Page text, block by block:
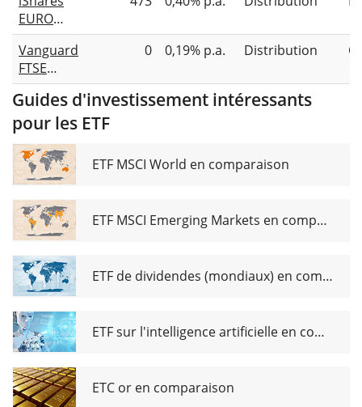
ESG Broad
Transition
UCITS ETF
Dist
EURO
STOXX
Small
UCITS ETF
Vanguard
FTSE
Developed
Europe
Small-Cap
EUR Dist
0 0,19% p.a. Distribution
Guides d'investissement intéressants
pour les ETF
ETF MSCI World en comparaison
ETF MSCI Emerging Markets en comparaison
ETF de dividendes (mondiaux) en comparaison
ETF sur l'intelligence artificielle en comparaison
ETC or en comparaison